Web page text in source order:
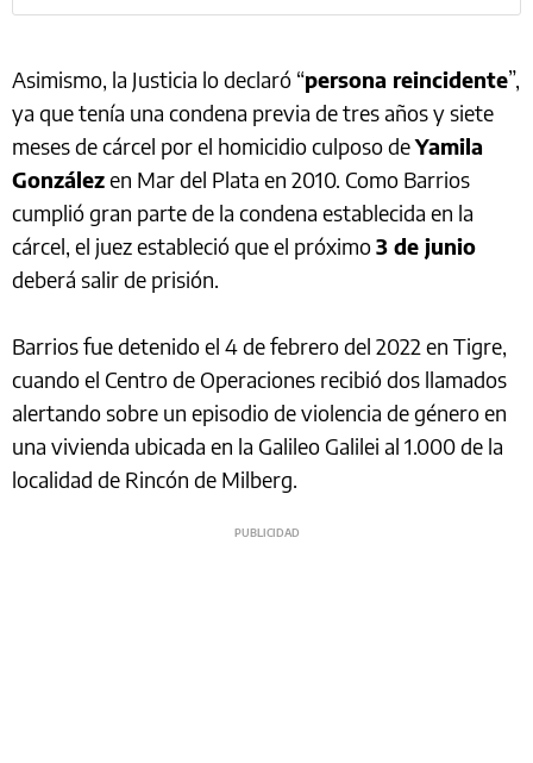
Asimismo, la Justicia lo declaró “persona reincidente”,
ya que tenía una condena previa de tres años y siete
meses de cárcel por el homicidio culposo deYamila
Gonzálezen Mar del Plata en 2010. Como Barrios
cumplió gran parte de la condena establecida en la
cárcel, el juez estableció que el próximo3 de junio
deberá salir de prisión.
Barrios fue detenido el 4 de febrero del 2022 en Tigre,
cuando el Centro de Operaciones recibió dos llamados
alertando sobre un episodio de violencia de género en
una vivienda ubicada en la Galileo Galilei al 1.000 de la
localidad de Rincón de Milberg.